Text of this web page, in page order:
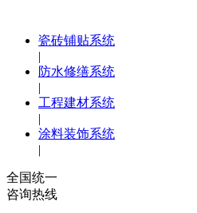
瓷砖铺贴系统
|
防水修缮系统
|
工程建材系统
|
涂料装饰系统
|
全国统一
咨询热线